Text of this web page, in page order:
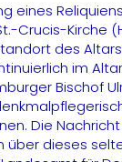
eines
Crucis-
des
im
Bischof
Die
über dieses